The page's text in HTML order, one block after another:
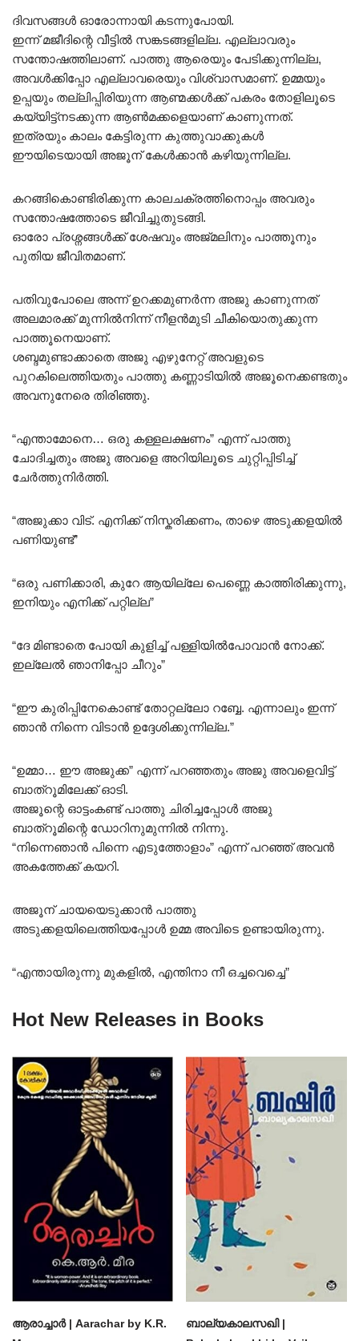
ദിവസങ്ങൾ ഓരോന്നായി കടന്നുപോയി.
ഇന്ന് മജീദിന്റെ വീട്ടിൽ സങ്കടങ്ങളില്ല. എല്ലാവരും
സന്തോഷത്തിലാണ്‌. പാത്തു ആരെയും പേടിക്കുന്നില്ല,
അവൾക്കിപ്പോ എല്ലാവരെയും വിശ്വാസമാണ്. ഉമ്മയും
ഉപ്പയും തല്ലിപ്പിരിയുന്ന ആണ്മക്കൾക്ക് പകരം തോളിലൂടെ
കയ്യിട്ട്നടക്കുന്ന ആൺമക്കളെയാണ് കാണുന്നത്.
ഇത്രയും കാലം കേട്ടിരുന്ന കുത്തുവാക്കുകൾ
ഈയിടെയായി അജൂന് കേൾക്കാൻ കഴിയുന്നില്ല.
കറങ്ങികൊണ്ടിരിക്കുന്ന കാലചക്രത്തിനൊപ്പം അവരും
സന്തോഷത്തോടെ ജീവിച്ചുതുടങ്ങി.
ഓരോ പ്രശ്നങ്ങൾക്ക് ശേഷവും അജ്മലിനും പാത്തൂനും
പുതിയ ജീവിതമാണ്.
പതിവുപോലെ അന്ന് ഉറക്കമുണർന്ന അജു കാണുന്നത്
അലമാരക്ക് മുന്നിൽനിന്ന് നീളൻമുടി ചീകിയൊതുക്കുന്ന
പാത്തൂനെയാണ്.
ശബ്ദമുണ്ടാക്കാതെ അജു എഴുനേറ്റ് അവളുടെ
പുറകിലെത്തിയതും പാത്തു കണ്ണാടിയിൽ അജൂനെക്കണ്ടതും
അവനുനേരെ തിരിഞ്ഞു.
“എന്താമോനെ… ഒരു കള്ളലക്ഷണം” എന്ന് പാത്തു
ചോദിച്ചതും അജു അവളെ അറിയിലൂടെ ചുറ്റിപ്പിടിച്ച്
ചേർത്തുനിർത്തി.
“അജുക്കാ വിട്. എനിക്ക് നിസ്കരിക്കണം, താഴെ അടുക്കളയിൽ
പണിയുണ്ട്”
“ഒരു പണിക്കാരി, കുറേ ആയില്ലേ പെണ്ണെ കാത്തിരിക്കുന്നു,
ഇനിയും എനിക്ക് പറ്റില്ല”
“ദേ മിണ്ടാതെ പോയി കുളിച്ച് പള്ളിയിൽപോവാൻ നോക്ക്.
ഇല്ലേൽ ഞാനിപ്പോ ചീറും”
“ഈ കുരിപ്പിനേകൊണ്ട് തോറ്റല്ലോ റബ്ബേ. എന്നാലും ഇന്ന്
ഞാൻ നിന്നെ വിടാൻ ഉദ്ദേശിക്കുന്നില്ല.”
“ഉമ്മാ… ഈ അജുക്ക” എന്ന് പറഞ്ഞതും അജു അവളെവിട്ട്
ബാത്റൂമിലേക്ക് ഓടി.
അജൂന്റെ ഓട്ടംകണ്ട് പാത്തു ചിരിച്ചപ്പോൾ അജു
ബാത്റൂമിന്റെ ഡോറിനുമുന്നിൽ നിന്നു.
“നിന്നെഞാൻ പിന്നെ എടുത്തോളാം” എന്ന് പറഞ്ഞ് അവൻ
അകത്തേക്ക് കയറി.
അജൂന് ചായയെടുക്കാൻ പാത്തു
അടുക്കളയിലെത്തിയപ്പോൾ ഉമ്മ അവിടെ ഉണ്ടായിരുന്നു.
“എന്തായിരുന്നു മുകളിൽ, എന്തിനാ നീ ഒച്ചവെച്ചെ”
Hot New Releases in Books
ആരാച്ചാര്‍ | Aarachar by K.R.
ബാല്യകാലസഖി |